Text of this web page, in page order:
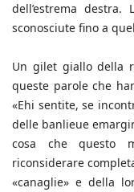
dell’estrema
sconosciute fino a
Un gilet giallo della
queste parole che
«Ehi sentite, se
delle banlieue
cosa che questo
riconsiderare
«canaglie» e della